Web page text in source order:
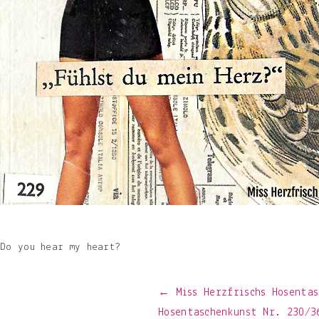
Do you hear my heart?
Beitragsnavigation
← Miss Herzfrischs
Hosentaschenkunst Nr.